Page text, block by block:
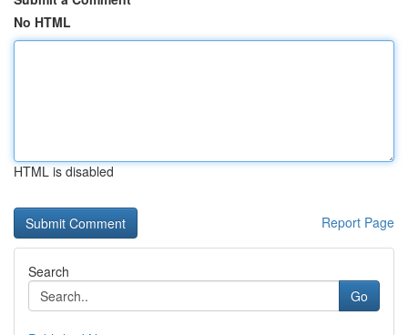
No HTML
HTML is disabled
Report Page
Search
Go